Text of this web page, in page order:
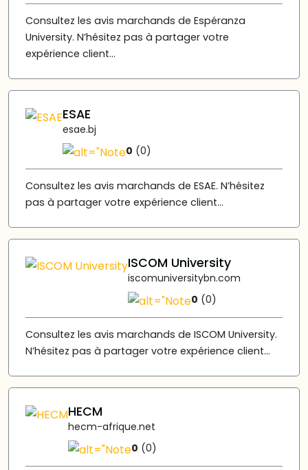
Consultez les avis marchands de Espéranza
University. N’hésitez pas à partager votre
expérience client...
ESAE
esae.bj
0 (0)
Consultez les avis marchands de ESAE. N’hésitez
pas à partager votre expérience client...
ISCOM University
iscomuniversitybn.com
0 (0)
Consultez les avis marchands de ISCOM University.
N’hésitez pas à partager votre expérience client...
HECM
hecm-afrique.net
0 (0)